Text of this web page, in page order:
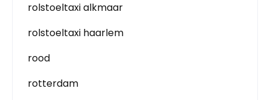
rolstoeltaxi alkmaar
rolstoeltaxi haarlem
rood
rotterdam